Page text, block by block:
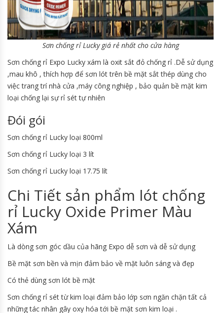
Sơn chống rỉ Lucky giá rẻ nhất cho cửa hàng
Sơn chống rỉ Expo Lucky xám là oxit sắt đỏ chống rỉ .Dễ sử dụng
,mau khô , thích hợp để sơn lót trên bề mặt sắt thép dùng cho
việc trang trí nhà cửa ,máy công nghiệp , bảo quản bề mặt kim
loại chống lại sự rỉ sét tự nhiên
Đói gói
Sơn chống rỉ Lucky loại 800ml
Sơn chống rỉ Lucky loại 3 lít
Sơn chống rỉ Lucky loại 17.75 lít
Chi Tiết sản phẩm lót chống
rỉ Lucky Oxide Primer Màu
Xám
Là dòng sơn góc dầu của hãng Expo dễ sơn và dễ sử dụng
Bề mặt sơn bền và mịn đảm bảo về mặt luôn sáng và đẹp
Có thẻ dùng sơn lót bề mặt
Sơn chống rỉ sét từ kim loại đảm bảo lớp sơn ngăn chặn tất cả
những tác nhân gây oxy hóa tới bề mặt sơn kim loại .